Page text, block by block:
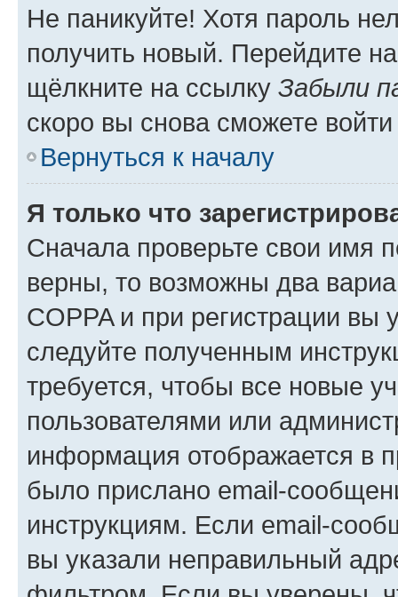
Не паникуйте! Хотя пароль
получить новый. Перейдите
щёлкните на ссылку Забыли
скоро вы снова сможете
Вернуться к началу
Я только что
Сначала проверьте свои имя
верны, то возможны два
COPPA и при регистрации вы
следуйте полученным
требуется, чтобы все новые
пользователями или
информация отображается в
было прислано email-
инструкциям. Если email-
вы указали неправильный